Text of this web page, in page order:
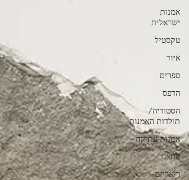
אמנות
ישראלית
טקסטיל
איור
ספרים
הדפס
הסטוריה/
תולדות האמנות
אמנות עתיקה
מחאה
ריאליזם